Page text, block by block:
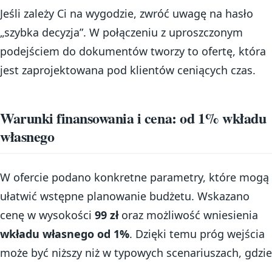
Jeśli zależy Ci na wygodzie, zwróć uwagę na hasło
„szybka decyzja”. W połączeniu z uproszczonym
podejściem do dokumentów tworzy to ofertę, która
jest zaprojektowana pod klientów ceniących czas.
Warunki finansowania i cena: od 1% wkładu
własnego
W ofercie podano konkretne parametry, które mogą
ułatwić wstępne planowanie budżetu. Wskazano
cenę w wysokości 99 złoraz możliwość wniesienia
wkładu własnego od 1%. Dzięki temu próg wejścia
może być niższy niż w typowych scenariuszach, gdzie